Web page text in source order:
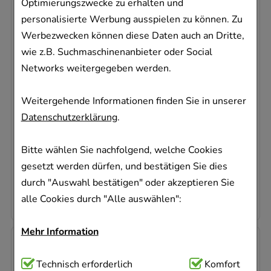
Optimierungszwecke zu erhalten und
personalisierte Werbung ausspielen zu können. Zu
Werbezwecken können diese Daten auch an Dritte,
wie z.B. Suchmaschinenanbieter oder Social
Networks weitergegeben werden.
Weitergehende Informationen finden Sie in unserer
Datenschutzerklärung.
Bitte wählen Sie nachfolgend, welche Cookies
gesetzt werden dürfen, und bestätigen Sie dies
durch "Auswahl bestätigen" oder akzeptieren Sie
alle Cookies durch "Alle auswählen":
Mehr Information
Technisch Notwendig:Hierbei handelt es sich um
Technisch erforderlich
Komfort
WIDMER Carbamid Creme
LOUIS WIDMER GmbH
100
03350410
Sofort lieferbar
11,10 €¹
AVP:15,66 €²
111,00 €pro 1 kg